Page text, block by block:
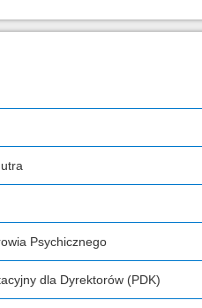
Psychicznego
dla Dyrektorów (PDK)